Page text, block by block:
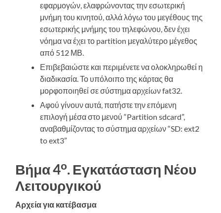
εφαρμογών, ελαφρώνοντας την εσωτερική
μνήμη του κινητού, αλλά λόγω του μεγέθους της
εσωτερικής μνήμης του τηλεφώνου, δεν έχει
νόημα να έχει το partition μεγαλύτερο μέγεθος
από 512 ΜΒ.
Επιβεβαιώστε και περιμένετε να ολοκληρωθεί η
διαδικασία. Το υπόλοιπο της κάρτας θα
μορφοποιηθεί σε σύστημα αρχείων fat32.
Αφού γίνουν αυτά, πατήστε την επόμενη
επιλογή μέσα στο μενού “Partition sdcard”,
αναβαθμίζοντας το σύστημα αρχείων “SD: ext2
to ext3”
Βήμα 4ο. Εγκατάσταση Νέου
Λειτουργικού
Αρχεία για κατέβασμα